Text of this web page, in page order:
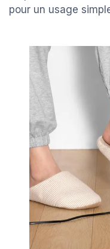
pour un usage